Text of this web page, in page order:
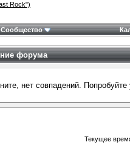
Rock")
Сообщество
форума
нет совпадений.
Текущее